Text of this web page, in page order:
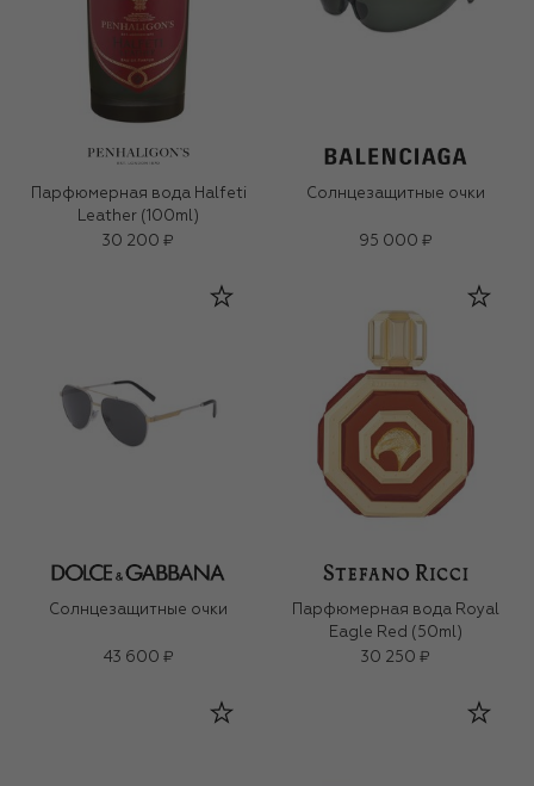
Парфюмерная вода Halfeti
Leather (100ml)
30 200 ₽
Солнцезащитные очки
95 000 ₽
Солнцезащитные очки
43 600 ₽
Парфюмерная вода Royal
Eagle Red (50ml)
30 250 ₽